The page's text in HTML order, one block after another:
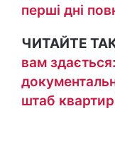
перші дні
ЧИТАЙТЕ
вам
штаб